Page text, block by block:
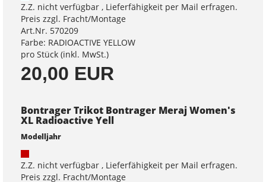
Z.Z. nicht verfügbar , Lieferfähigkeit per Mail erfragen.
Preis zzgl. Fracht/Montage
Art.Nr. 570209
Farbe: RADIOACTIVE YELLOW
pro Stück (inkl. MwSt.)
20,00 EUR
Bontrager Trikot Bontrager Meraj Women's
XL Radioactive Yell
Modelljahr
Z.Z. nicht verfügbar , Lieferfähigkeit per Mail erfragen.
Preis zzgl. Fracht/Montage